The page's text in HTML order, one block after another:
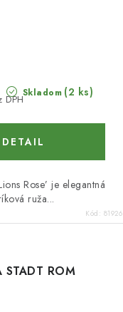
Skladom (2 ks)
DPH
DETAIL
Rose’ je elegantná
ruža...
Kód: 81926
STADT ROM